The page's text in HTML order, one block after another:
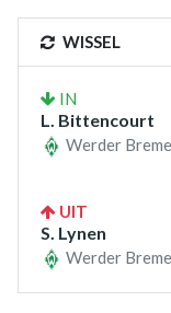
WISSEL
IN
L. Bittencourt
Werder
UIT
S. Lynen
Werder